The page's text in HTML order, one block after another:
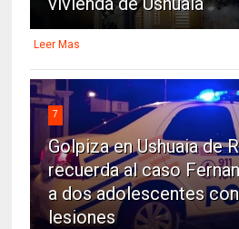
Leer Mas
7
Golpiza en Ushuaia de
recuerda al caso
a dos adolescentes
lesiones